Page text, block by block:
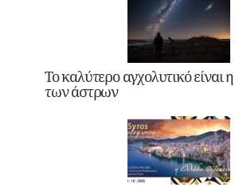
Το καλύτερο αγχολυτικό είναι
των άστρων